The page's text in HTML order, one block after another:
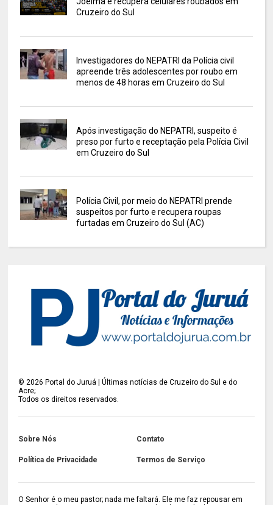
Cruzeiro do Sul
Investigadores do NEPATRI da Polícia civil
apreende três adolescentes por roubo em
menos de 48 horas em Cruzeiro do Sul
Após investigação do NEPATRI, suspeito é
preso por furto e receptação pela Polícia Civil
em Cruzeiro do Sul
Polícia Civil, por meio do NEPATRI prende
suspeitos por furto e recupera roupas
furtadas em Cruzeiro do Sul (AC)
©2026 Portal do Juruá | Últimas notícias de Cruzeiro do Sul e do
Acre;
Todos os direitos reservados.
Sobre Nós Contato
Política de Privacidade Termos de Serviço
O Senhor é o meu pastor; nada me faltará. Ele me faz repousar em